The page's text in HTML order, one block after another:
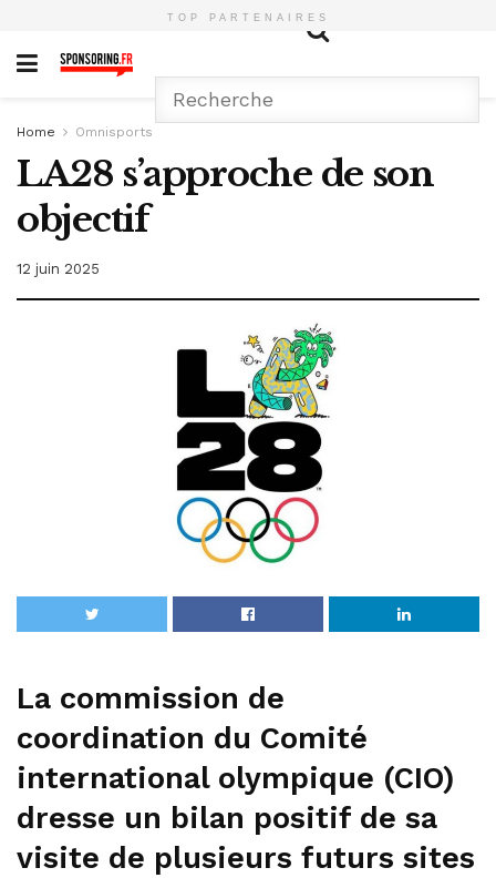
TOP PARTENAIRES
Home Omnisports
LA28 s’approche de son
objectif
12 juin 2025
La commission de
coordination du Comité
international olympique (CIO)
dresse un bilan positif de sa
visite de plusieurs futurs sites